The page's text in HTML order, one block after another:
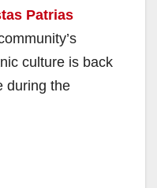
Patrias
culture is back
during the